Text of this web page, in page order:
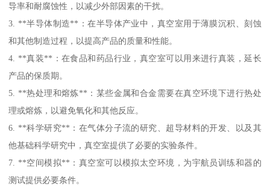
导率和耐腐蚀性，以减少外部因素的干扰。
3. **半导体制造**：在半导体产业中，真空室用于薄膜沉积、刻蚀
和其他制造过程，以提高产品的质量和性能。
4. **真装**：在食品和药品行业，真空室可以用来进行真装，延长
产品的保质期。
5. **热处理和熔炼**：某些金属和合金需要在真空环境下进行热处
理或熔炼，以避免氧化和其他反应。
6. **科学研究**：在气体分子流的研究、超导材料的开发、以及其
他基础科学研究中，真空室提供了必要的实验条件。
7. **空间模拟**：真空室可以模拟太空环境，为宇航员训练和器的
测试提供必要条件。